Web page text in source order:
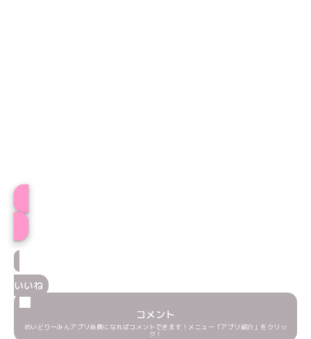
いいね
コメント
めいどりーみんアプリ会員になればコメントできます！メニュー「アプリ紹介」をクリッ
ク！